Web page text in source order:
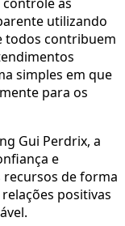
utilizando
todos contribuem
simples em que
para os
Gui Perdrix, a
e
de forma
positivas